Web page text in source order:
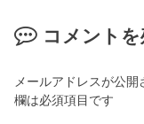
コメント
メールアドレスが公開
欄は必須項目です